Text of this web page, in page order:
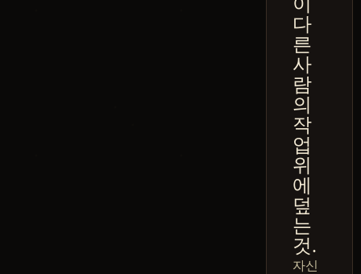
다
른
사
람
의
작
업
위
에
덮
는
것.
자신